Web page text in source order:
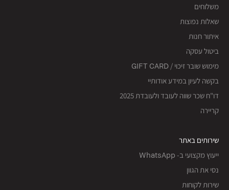
משלוחים
שאלות נפוצות
איתור חנות
ביטול עסקה
מימוש שובר זיכוי / GIFT CARD
בקשה לעיון במידע אודותיי
דו"ח שכר שווה לעובד ולעובדת 2025
קריירה
שירותים באתר
ייעוץ מקצועי ב- WhatsApp
נסי את הגוון
שירות לקוחות